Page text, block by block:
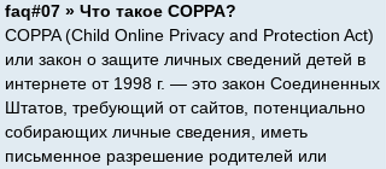
faq#07 » Что такое COPPA?
COPPA (Child Online Privacy and Protection Act)
или закон о защите личных сведений детей в
интернете от 1998 г. — это закон Соединенных
Штатов, требующий от сайтов, потенциально
собирающих личные сведения, иметь
письменное разрешение родителей или